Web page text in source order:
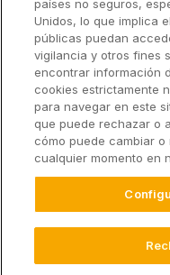
Soluciones
Recursos
Empresa
© 2026 Climate LLC.
Términos de Servicio
Preguntas Frecuentes
países no seguros,
Unidos, lo que implica
públicas puedan
vigilancia y otros fines
encontrar información
cookies estrictamente
para navegar en este
que puede rechazar o
cómo puede cambiar
cualquier momento en